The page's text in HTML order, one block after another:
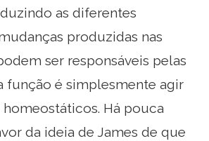
as diferentes
produzidas nas
ser responsáveis ​​pelas
função é simplesmente agir
Há pouca
da ideia de James de que